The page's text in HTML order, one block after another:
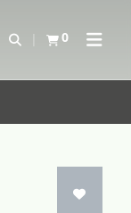
Abrir pesquisa
0
Exibir cestaAbrir